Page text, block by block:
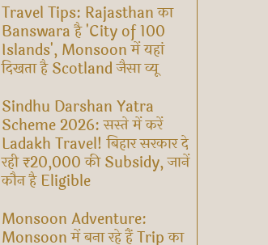
Travel Tips: Rajasthan का
Banswara है 'City of 100
Islands', Monsoon में यहां
दिखता है Scotland जैसा व्यू
Sindhu Darshan Yatra
Scheme 2026: सस्ते में करें
Ladakh Travel! बिहार सरकार दे
रही ₹20,000 की Subsidy, जानें
कौन है Eligible
Monsoon Adventure:
Monsoon में बना रहे हैं Trip का